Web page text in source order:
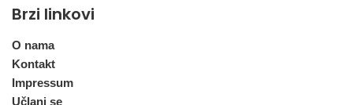
Brzi linkovi
O nama
Kontakt
Impressum
Učlani se